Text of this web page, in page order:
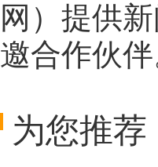
网 ）提供
邀合作伙伴
为您推荐